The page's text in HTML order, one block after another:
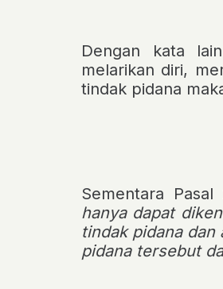
Dengan kata
melarikan diri,
tindak pidana
Sementara
hanya dapat
tindak pidana
pidana tersebut